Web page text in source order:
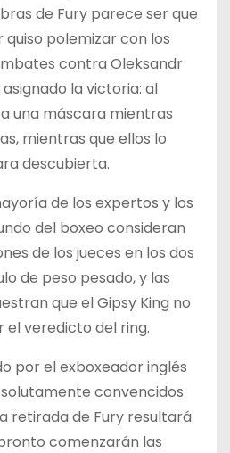
de Fury parece ser que
polemizar con los
contra Oleksandr
la victoria: al
una máscara mientras
mientras que ellos lo
descubierta.
de los expertos y los
del boxeo consideran
de los jueces en los dos
de peso pesado, y las
que el Gipsy King no
veredicto del ring.
por el exboxeador inglés
convencidos
retirada de Fury resultará
comenzarán las